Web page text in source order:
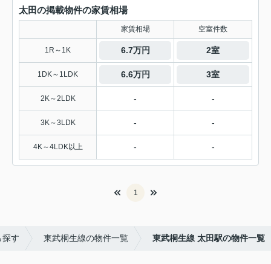
太田の掲載物件の家賃相場
家賃相場 空室件数
1R～1K 6.7万円 2室
1DK～1LDK 6.6万円 3室
2K～2LDK - -
3K～3LDK - -
4K～4LDK以上 - -
1
探す 東武桐生線の物件一覧 東武桐生線 太田駅の物件一覧